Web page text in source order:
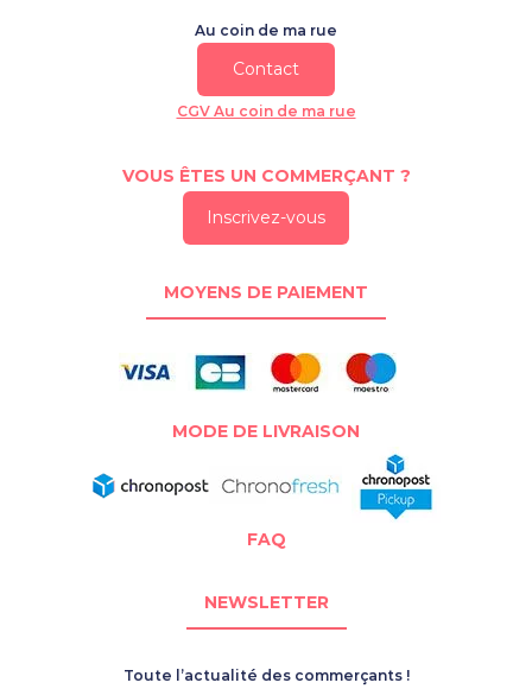
Au coin de ma rue
Contact
CGV Au coin de ma rue
VOUS ÊTES UN COMMERÇANT ?
Inscrivez-vous
MOYENS DE PAIEMENT
MODE DE LIVRAISON
FAQ
NEWSLETTER
Toute l’actualité des commerçants !